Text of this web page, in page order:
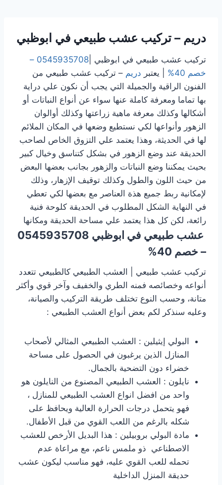
دريم – تركيب عشب طبيعي في ابوظبي
تركيب عشب طبيعي في ابوظبي |
0545935708 –
خصم 40%
| يعتبر دريم – تركيب عشب طبيعي من
الفنون الراقية والجميلة التي يجب أن نكون علي دراية
بها تماما ومعرفة كاملة عنها سواء عن أنواع النباتات أو
أشكالها وكذلك معرفة ماهية زراعتها وكذلك أوالوان
الزهور وأنواعها لكي نستطيع وضعها في المكان الملائم
لها في الحديثة، وهذا يعتمد علي التزوق الخاص لصاحب
الحديقة عند وضع الزهور في بشكل كتناسق وخيال كبير
بحيث يمكننا وضع النباتات والزهور بجانب بعضها البعض
من حيث اللون والطول وكذلك توقيف الإزهار، وذلك
لإمكانية ربط جميع هذة العناصر مع بعضها لكي تعطي
في النهاية الشكل المطلوب في الحديقة كلوحة فنية
رائعة، لكن كل هذا يعتمد علي مساحة الحديقة ومكانها
عشب طبيعي في ابوظبي 0545935708
– خصم 40%
تركيب عشب طبيعي | العشب الطبيعي كالطبيعي تتعدد
أنواعه وخصائصه فمنه الطري والخفيف وآخر قوي وأكثر
متانة، وحسب النوع تختلف طريقة التركيب والصيانة،
وعليه سنذكر لكم بعض أنواع العشب الطبيعي :
البولي إيثيلين : العشب الطبيعي المثالي لأصحاب
المنازل الذين يرغبون في الحصول على مساحة
خضراء دون التضحية بالجمال.
نايلون : العشب الطبيعي المصنوع من النايلون هو
واحد من افضل انواع العشب الطبيعي للمنازل ،
فهو يتحمل درجات الحرارة العالية ويحافظ على
شكله بالرغم من اللعب القوي من قبل الأطفال.
مادة البولي بروبيلين : هذا البديل الأرخص للعشب
الاصطناعي ذو ملمس ناعم، مع مراعاة عدم
تحمله للعب القوي عليه، فهو مناسب ليكون عشب
حديقة المنزل الداخلية